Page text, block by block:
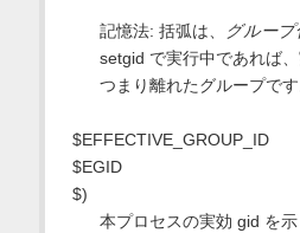
記憶法: 括弧は、 グループ
setgid で実行中であれば
つまり離れたグループです
$EFFECTIVE_GROUP_ID
$EGID
$)
本プロセスの実効 gid を